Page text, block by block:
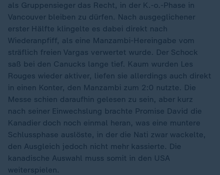
als Gruppensieger das Recht, in der K.-o.-Phase in
Vancouver bleiben zu dürfen. Nach ausgeglichener
erster Hälfte klingelte es dabei direkt nach
Wiederanpfiff, als eine Manzambi-Hereingabe vom
sträflich freien Vargas verwertet wurde. Der Schock
saß bei den Canucks lange tief. Kaum wurden Les
Rouges wieder aktiver, liefen sie allerdings auch direkt
in einen Konter, den Manzambi zum 2:0 nutzte. Die
Messe schien daraufhin gelesen zu sein, aber kurz
nach seiner Einwechslung brachte Promise David die
Kanadier doch noch einmal heran, was eine muntere
Schlussphase auslöste, in der die Nati zwar wackelte,
den Ausgleich jedoch nicht mehr kassierte. Die
kanadische Auswahl muss somit in den USA
weiterspielen.